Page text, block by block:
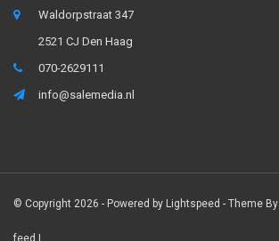
Waldorpstraat 347
2521 CJ Den Haag
070-2629111
info@salemedia.nl
© Copyright 2026 - Powered by Lightspeed - Theme By
feed |